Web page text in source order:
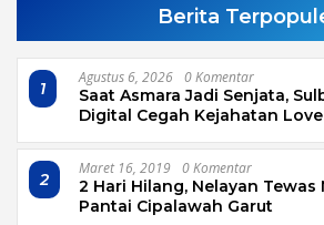
Berita
1
Agustus 6, 2026 0 Komentar
Saat Asmara Jadi Senjata,
Digital Cegah Kejahatan
2
Maret 16, 2019 0 Komentar
2 Hari Hilang, Nelayan
Pantai Cipalawah Garut